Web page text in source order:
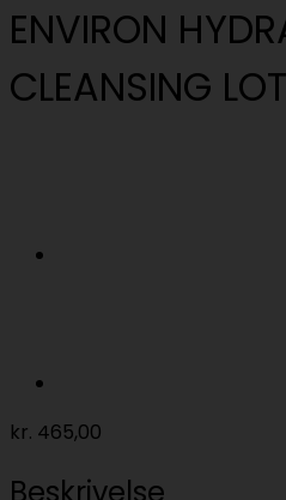
ENVIRON
CLEANSING
kr. 465,00